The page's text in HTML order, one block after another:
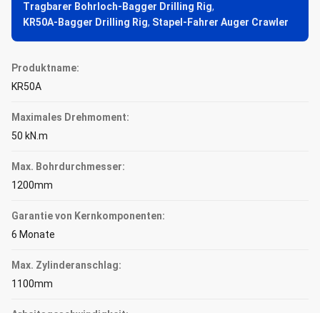
Tragbarer Bohrloch-Bagger Drilling Rig,
KR50A-Bagger Drilling Rig, Stapel-Fahrer Auger Crawler
Produktname:
KR50A
Maximales Drehmoment:
50 kN.m
Max. Bohrdurchmesser:
1200mm
Garantie von Kernkomponenten:
6 Monate
Max. Zylinderanschlag:
1100mm